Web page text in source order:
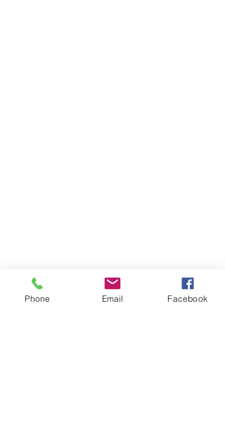
Phone Email Facebook